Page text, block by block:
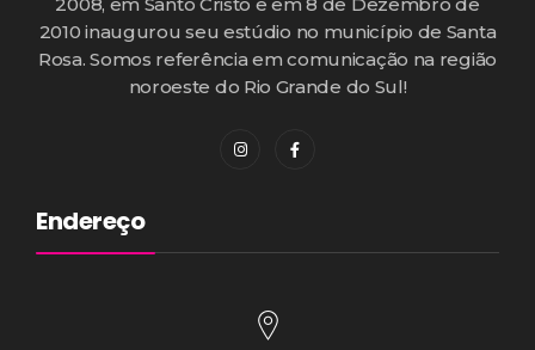
2010 inaugurou seu estúdio no município de Santa
Rosa. Somos referência em comunicação na região
noroeste do Rio Grande do Sul!
Endereço